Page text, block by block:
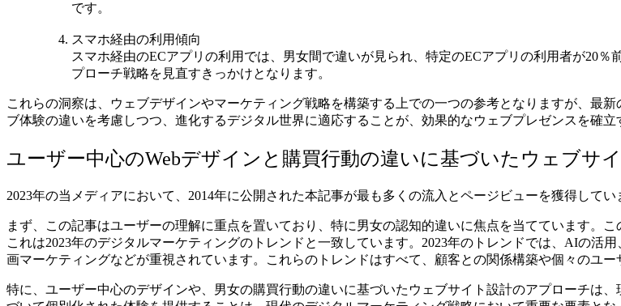
です​​。
スマホ経由の利用傾向
スマホ経由のECアプリの利用では、男女間で違いが見られ、特定のECアプリの利用者が20
プローチ戦略を見直すきっかけとなります​​。
これらの洞察は、ウェブデザインやマーケティング戦略を構築する上での一つの参考となりますが、最
ブ体験の違いを考慮しつつ、進化するデジタル世界に適応することが、効果的なウェブプレゼンスを確立
ユーザー中心のWebデザインと購買行動の違いに基づいたウェブサ
2023年の当メディアにおいて、2014年に公開された本記事が最も多くの流入とページビューを獲得して
まず、この記事はユーザーの理解に重点を置いており、特に男女の認知的違いに焦点を当てています。
これは2023年のデジタルマーケティングのトレンドと一致しています。2023年のトレンドでは、AIの活
画マーケティングなどが重視されています。これらのトレンドはすべて、顧客との関係構築や個々のユ
特に、ユーザー中心のデザインや、男女の購買行動の違いに基づいたウェブサイト設計のアプローチは